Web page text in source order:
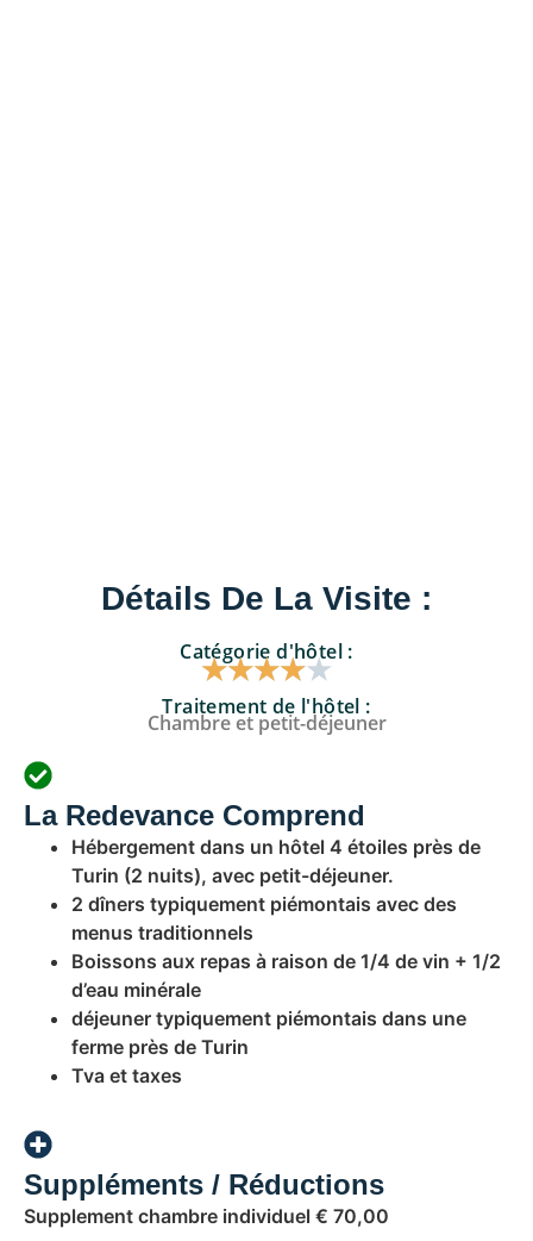
Détails De La Visite :
Catégorie d'hôtel :
★★★★★
Traitement de l'hôtel :
Chambre et petit-déjeuner
La Redevance Comprend
Hébergement dans un hôtel 4 étoiles près de
Turin (2 nuits), avec petit-déjeuner.
2 dîners typiquement piémontais avec des
menus traditionnels
Boissons aux repas à raison de 1/4 de vin + 1/2
d’eau minérale
déjeuner typiquement piémontais dans une
ferme près de Turin
Tva et taxes
Suppléments / Réductions
Supplement chambre individuel € 70,00